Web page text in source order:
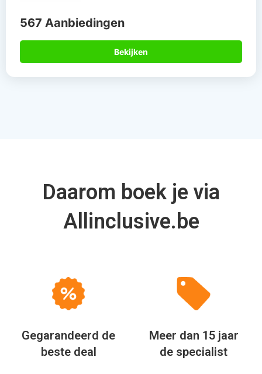
567 Aanbiedingen
Bekijken
Daarom boek je via
Allinclusive.be
Gegarandeerd de
beste deal
Meer dan 15 jaar
de specialist